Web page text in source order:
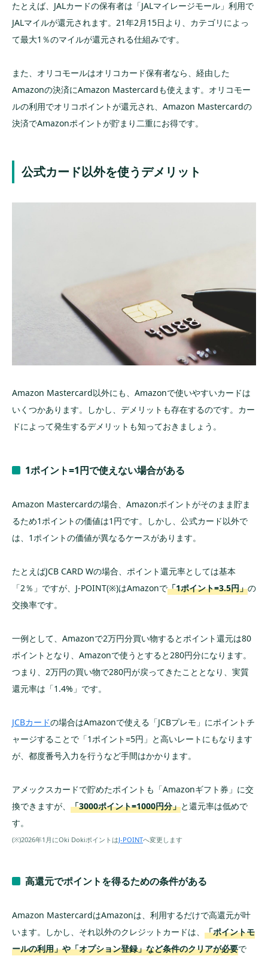
たとえば、JALカードの保有者は「JALマイレージモール」利用で
JALマイルが還元されます。21年2月15日より、カテゴリによっ
て最大1％のマイルが還元される仕組みです。
また、オリコモールはオリコカード保有者なら、経由した
Amazonの決済にAmazon Mastercardも使えます。オリコモー
ルの利用でオリコポイントが還元され、Amazon Mastercardの
決済でAmazonポイントが貯まり二重にお得です。
公式カード以外を使うデメリット
Amazon Mastercard以外にも、Amazonで使いやすいカードは
いくつかあります。しかし、デメリットも存在するのです。カー
ドによって発生するデメリットも知っておきましょう。
1ポイント=1円で使えない場合がある
Amazon Mastercardの場合、Amazonポイントがそのまま貯ま
るため1ポイントの価値は1円です。しかし、公式カード以外で
は、1ポイントの価値が異なるケースがあります。
たとえばJCB CARD Wの場合、ポイント還元率としては基本
「2％」ですが、J-POINT(※)はAmazonで「1ポイント=3.5円」の
交換率です。
一例として、Amazonで2万円分買い物するとポイント還元は80
ポイントとなり、Amazonで使うとすると280円分になります。
つまり、2万円の買い物で280円が戻ってきたこととなり、実質
還元率は「1.4%」です。
JCBカードの場合はAmazonで使える「JCBプレモ」にポイントチ
ャージすることで「1ポイント=5円」と高いレートにもなります
が、都度番号入力を行うなど手間はかかります。
アメックスカードで貯めたポイントも「Amazonギフト券」に交
換できますが、 「3000ポイント=1000円分」と還元率は低めで
す。
(※)2026年1月にOki DokiポイントはJ-POINTへ変更します
高還元でポイントを得るための条件がある
Amazon MastercardはAmazonは、利用するだけで高還元が叶
います。しかし、それ以外のクレジットカードは、 「ポイントモ
ールの利用」や「オプション登録」など条件のクリアが必要で